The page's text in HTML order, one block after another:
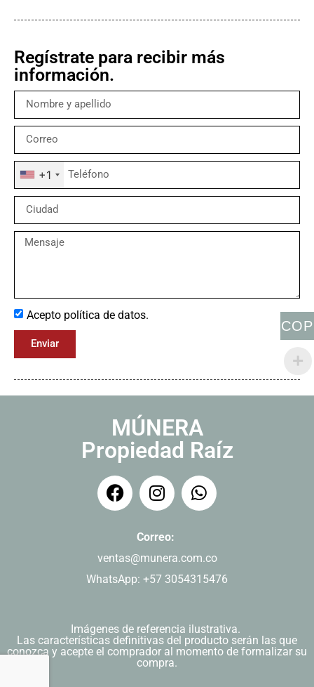
Regístrate para recibir más
información.
+1
Acepto política de datos.
Enviar
MÚNERA
Propiedad Raíz
Correo:
ventas@munera.com.co
WhatsApp: +57 3054315476
Imágenes de referencia ilustrativa.
Las características definitivas del producto serán las que
conozca y acepte el comprador al momento de formalizar su
compra.
COP